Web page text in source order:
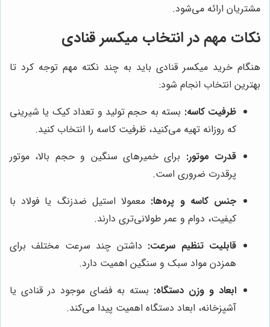
مشتریان ارائه می‌شود.
نکات مهم در انتخاب میکسر قنادی
هنگام خرید میکسر قنادی باید به چند نکته مهم توجه کرد تا
بهترین انتخاب انجام شود:
ظرفیت کاسه: بسته به حجم تولید و تعداد کیک یا شیرینی
که روزانه تهیه می‌کنید، ظرفیت کاسه را انتخاب کنید.
قدرت موتور: برای خمیرهای سنگین و حجم بالا، موتور
پرقدرت ضروری است.
جنس کاسه و پره‌ها: معمولا استیل ضدزنگ یا فولاد با
کیفیت، دوام و عمر طولانی‌تری دارند.
قابلیت تنظیم سرعت: داشتن چند سرعت مختلف برای
همزدن مواد سبک و سنگین اهمیت دارد.
ابعاد و وزن دستگاه: بسته به فضای موجود در قنادی یا
آشپزخانه، ابعاد دستگاه اهمیت پیدا می‌کند.